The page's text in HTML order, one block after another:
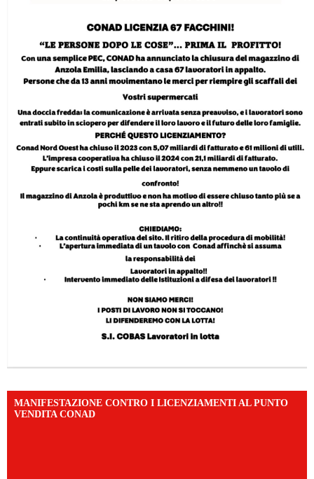
MANIFESTAZIONE CONTRO I LICENZIAMENTI AL PUNTO
VENDITA CONAD